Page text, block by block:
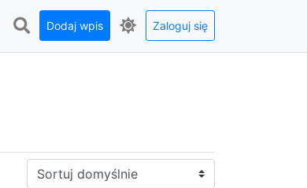
Dodaj wpis Zaloguj się
Sortuj: